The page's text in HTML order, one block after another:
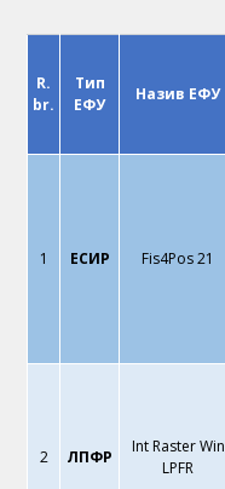
R.
br.
Тип
ЕФУ
Назив ЕФУ
1 ЕСИР Fis4Pos 21
2 ЛПФР
Int Raster Win
LPFR